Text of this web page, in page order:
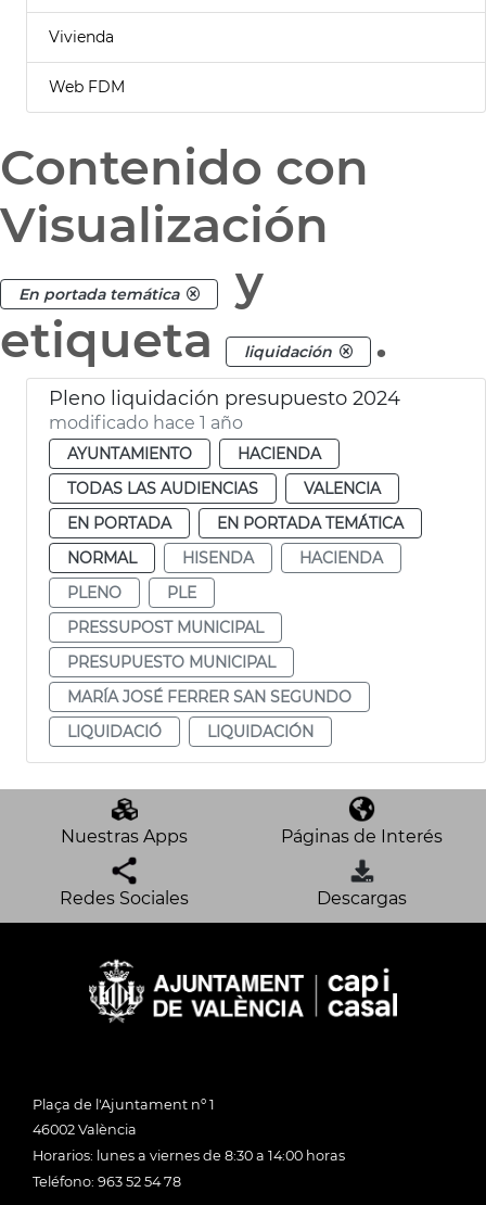
Vivienda
Web FDM
Contenido con
Visualización
En portada temática
y
etiqueta
liquidación .
Pleno liquidación presupuesto 2024
modificado hace 1 año
AYUNTAMIENTO
HACIENDA
TODAS LAS AUDIENCIAS
VALENCIA
EN PORTADA
EN PORTADA TEMÁTICA
NORMAL
HISENDA
HACIENDA
PLENO
PLE
PRESSUPOST MUNICIPAL
PRESUPUESTO MUNICIPAL
MARÍA JOSÉ FERRER SAN SEGUNDO
LIQUIDACIÓ
LIQUIDACIÓN
Nuestras Apps Páginas de Interés
Redes Sociales Descargas
Plaça de l'Ajuntament nº 1
46002 València
Horarios: lunes a viernes de 8:30 a 14:00 horas
Teléfono: 963 52 54 78